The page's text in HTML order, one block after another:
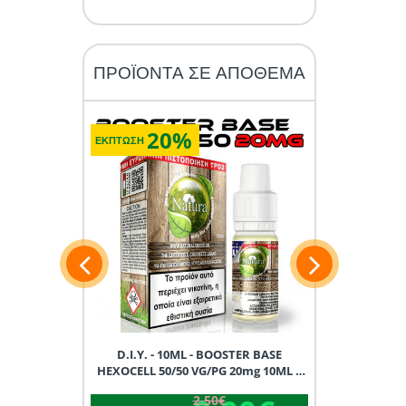
ΠΡΟΪΟΝΤΑ ΣΕ ΑΠΟΘΕΜΑ
ΕΚΠΤΩΣΗ 20%
D.I.Y. - 10ML - BOOSTER BASE
HEXOCELL 50/50 VG/PG 20mg 10ML *
2.50€